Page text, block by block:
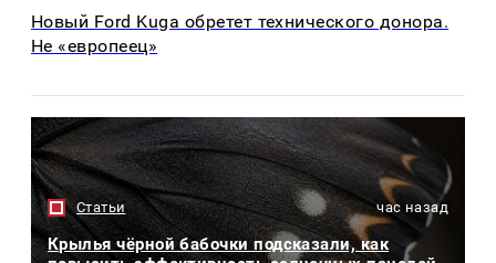
Новый Ford Kuga обретет технического донора.
Не «европеец»
Статьи час назад
Крылья чёрной бабочки подсказали, как